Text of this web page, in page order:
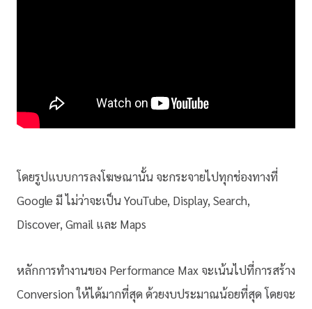
โดยรูปแบบการลงโฆษณานั้น จะกระจายไปทุกช่องทางที่
Google มี ไม่ว่าจะเป็น YouTube, Display, Search,
Discover, Gmail และ Maps
หลักการทำงานของ Performance Max จะเน้นไปที่การสร้าง
Conversion ให้ได้มากที่สุด ด้วยงบประมาณน้อยที่สุด โดยจะ